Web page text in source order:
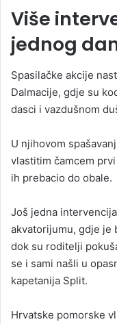
Više
jednog
Spasilačke akcije
Dalmacije, gdje su
dasci i vazdušnom
U njihovom
vlastitim čamcem
ih prebacio do obale.
Još jedna
akvatorijumu, gdje je
dok su roditelji
se i sami našli u
kapetanija Split.
Hrvatske pomorske